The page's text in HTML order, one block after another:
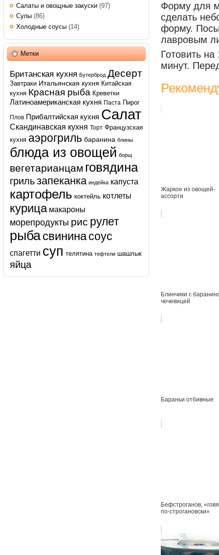
Салаты и овощные закуски (97)
Супы (86)
Холодные соусы (14)
Метки
Британская кухня Бутерброд Десерт
Завтраки Итальянская кухня Китайская
кухня Красная рыба Креветки
Латиноамериканская кухня Паста Пирог
Плов Прибалтийская кухня Салат
Скандинавская кухня Торт Французская
кухня аэрогриль баранина блины
блюда из овощей борщ
вегетарианцам говядина
грильзапеканка индейка капуста
картофель коктейль котлеты
курица макароны
морепродукты рис рулет
рыбасвининасоус
спагетти суп телятина тефтели шашлык
яйца
Форму для
сделать
форму.
лавровым
Готовить
минут.
Жаркое из овощей-
ассорти
Блинчики с
чечевицей
Бараньи отбивные
Бефстроганов,
по-строгановски»